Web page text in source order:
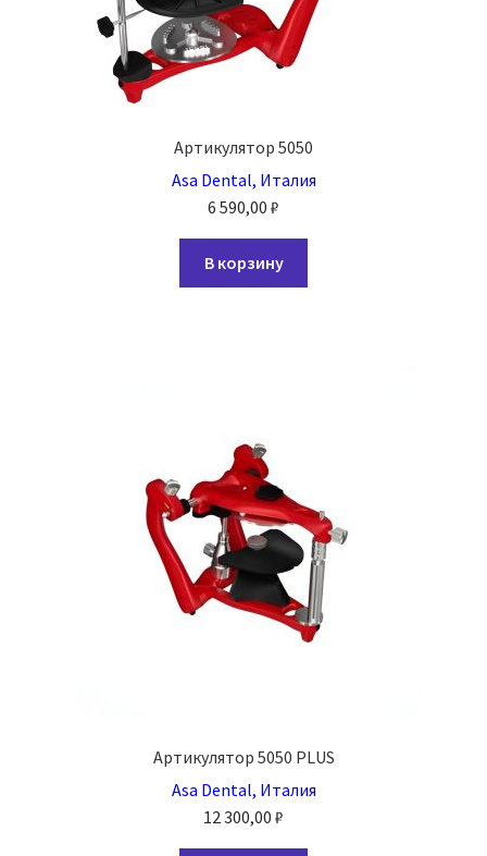
Артикулятор 5050
Asa Dental, Италия
6 590,00 ₽
В корзину
Артикулятор 5050 PLUS
Asa Dental, Италия
12 300,00 ₽